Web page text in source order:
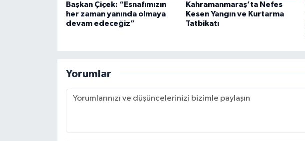
Başkan Çiçek: “Esnafımızın
her zaman yanında olmaya
devam edeceğiz”
Kahramanmaraş’ta Nefes
Kesen Yangın ve Kurtarma
Tatbikatı
Yorumlar